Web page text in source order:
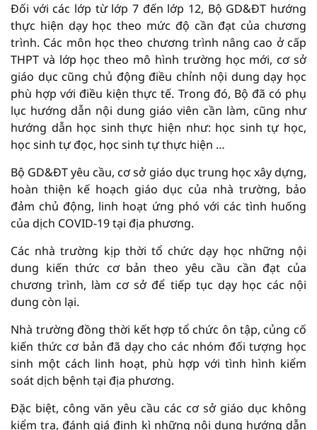
Đối với các lớp từ lớp 7 đến lớp 12, Bộ GD&ĐT hướng
thực hiện dạy học theo mức độ cần đạt của chương
trình. Các môn học theo chương trình nâng cao ở cấp
THPT và lớp học theo mô hình trường học mới, cơ sở
giáo dục cũng chủ động điều chỉnh nội dung dạy học
phù hợp với điều kiện thực tế. Trong đó, Bộ đã có phụ
lục hướng dẫn nội dung giáo viên cần làm, cũng như
hướng dẫn học sinh thực hiện như: học sinh tự học,
học sinh tự đọc, học sinh tự thực hiện …
Bộ GD&ĐT yêu cầu, cơ sở giáo dục trung học xây dựng,
hoàn thiện kế hoạch giáo dục của nhà trường, bảo
đảm chủ động, linh hoạt ứng phó với các tình huống
của dịch COVID-19 tại địa phương.
Các nhà trường kịp thời tổ chức dạy học những nội
dung kiến thức cơ bản theo yêu cầu cần đạt của
chương trình, làm cơ sở để tiếp tục dạy học các nội
dung còn lại.
Nhà trường đồng thời kết hợp tổ chức ôn tập, củng cố
kiến thức cơ bản đã dạy cho các nhóm đối tượng học
sinh một cách linh hoạt, phù hợp với tình hình kiểm
soát dịch bệnh tại địa phương.
Đặc biệt, công văn yêu cầu các cơ sở giáo dục không
kiểm tra, đánh giá định kì những nội dung hướng dẫn